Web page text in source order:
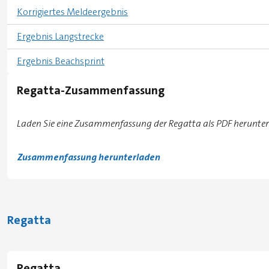
Korrigiertes Meldeergebnis
Ergebnis Langstrecke
Ergebnis Beachsprint
Regatta-Zusammenfassung
Laden Sie eine Zusammenfassung der Regatta als PDF
Zusammenfassung herunterladen
Regatta